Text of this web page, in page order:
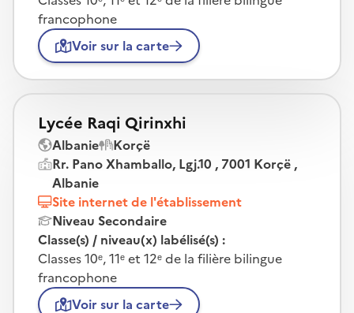
francophone
Voir sur la carte
Lycée Raqi Qirinxhi
Albanie
Korçë
Rr. Pano Xhamballo, Lgj.10 , 7001 Korçë ,
Albanie
Site internet de l'établissement
Niveau Secondaire
Classe(s) / niveau(x) labélisé(s) :
Classes 10ᵉ, 11ᵉ et 12ᵉ de la filière bilingue
francophone
Voir sur la carte